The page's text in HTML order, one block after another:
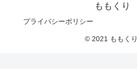
ももくり
プライバシーポリシー
© 2021 ももくり.